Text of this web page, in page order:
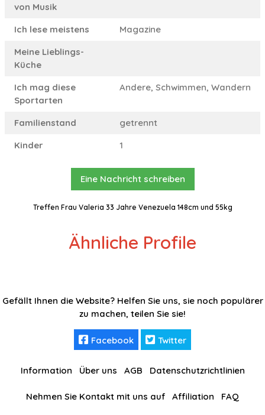
von Musik
Ich lese meistens
Magazine
Meine Lieblings-
Küche
Ich mag diese
Sportarten
Andere, Schwimmen, Wandern
Familienstand
getrennt
Kinder
1
Eine Nachricht schreiben
Treffen Frau Valeria 33 Jahre Venezuela 148cm und 55kg
Ähnliche Profile
Gefällt Ihnen die Website? Helfen Sie uns, sie noch populärer
zu machen, teilen Sie sie!
Facebook Twitter
Information Über uns AGB Datenschutzrichtlinien
Nehmen Sie Kontakt mit uns auf Affiliation FAQ